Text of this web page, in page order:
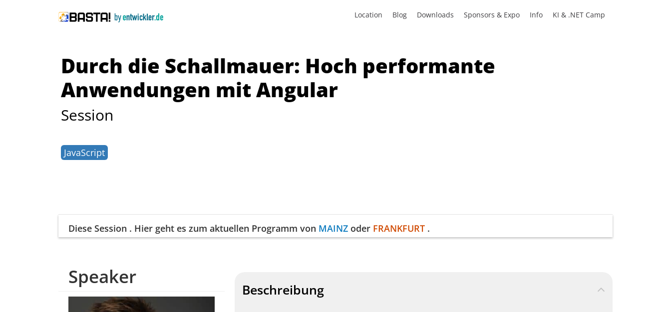
Location Blog Downloads Sponsors & Expo Info KI & .NET Camp
Durch die Schallmauer: Hoch performante
Anwendungen mit Angular
Session
JavaScript
Diese Session . Hier geht es zum aktuellen Programm von MAINZ oder FRANKFURT .
Speaker
Beschreibung